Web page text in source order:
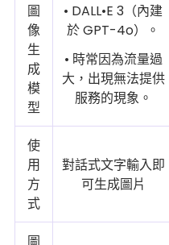
圖
像
生
成
模
型
• DALL•E 3（內建
於 GPT-4o）。
• 時常因為流量過
大，出現無法提供
服務的現象。
使
用
方
式
對話式文字輸入即
可生成圖片
圖